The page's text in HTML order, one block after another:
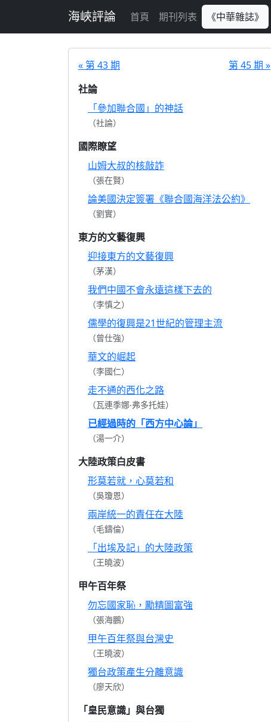
海峽評論 首頁 期刊列表 《中華雜誌》
« 第 43 期
第 45 期 »
社論
「參加聯合國」的神話
（社論）
國際瞭望
山姆大叔的核敲詐
（張在賢）
論美國決定簽署《聯合國海洋法公約》
（劉實）
東方的文藝復興
迎接東方的文藝復興
（茅漢）
我們中國不會永遠這樣下去的
（李慎之）
儒學的復興是21世紀的管理主流
（曾仕強）
華文的崛起
（李國仁）
走不通的西化之路
（瓦連季娜‧弗多托娃）
已經過時的「西方中心論」
（湯一介）
大陸政策白皮書
形莫若就，心莫若和
（吳瓊恩）
兩岸統一的責任在大陸
（毛鑄倫）
「出埃及記」的大陸政策
（王曉波）
甲午百年祭
勿忘國家恥，勵精圖富強
（張海鵬）
甲午百年祭與台灣史
（王曉波）
獨台政策產生分離意識
（廖天欣）
「皇民意識」與台獨